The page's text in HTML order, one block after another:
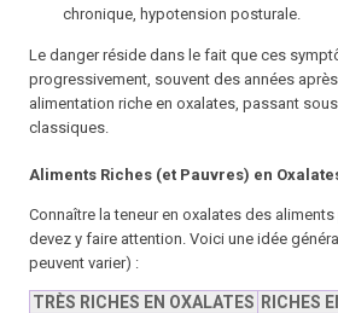
chronique, hypotension posturale.
Le danger réside dans le fait que ces
progressivement, souvent des années
alimentation riche en oxalates, passant
classiques.
Aliments Riches (et Pauvres) en
Connaître la teneur en oxalates des
devez y faire attention. Voici une idée
peuvent varier) :
TRÈS RICHES EN OXALATES RICHES